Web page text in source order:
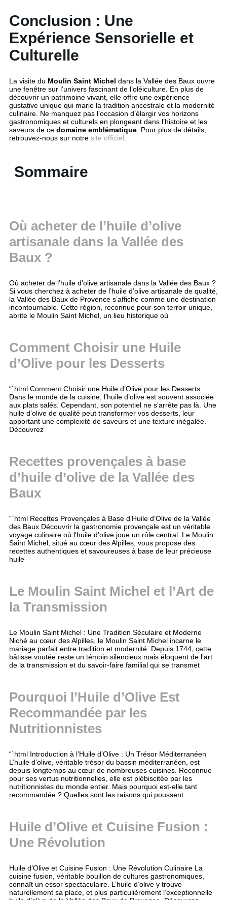
Conclusion : Une
Expérience Sensorielle et
Culturelle
La visite du Moulin Saint Michel dans la Vallée des Baux ouvre
une fenêtre sur l’univers fascinant de l’oléiculture. En plus de
découvrir un patrimoine vivant, elle offre une expérience
gustative unique qui marie la tradition ancestrale et la modernité
culinaire. Ne manquez pas l’occasion d’élargir vos horizons
gastronomiques et culturels en plongeant dans l’histoire et les
saveurs de ce domaine emblématique . Pour plus de détails,
retrouvez-nous sur notre site officiel
Sommaire
Où acheter de l’huile d’olive
artisanale dans la Vallée des
Baux ?
Où acheter de l’huile d’olive artisanale dans la Vallée des Baux ?
Si vous cherchez à acheter de l’huile d’olive artisanale de qualité,
la Vallée des Baux de Provence s’affiche comme une destination
incontournable. Cette région, reconnue pour son terroir unique,
abrite le Moulin Saint Michel, un lieu historique où
Comment Choisir une Huile
d’Olive pour les Desserts
“`html Comment Choisir une Huile d’Olive pour les Desserts
Dans le monde de la cuisine, l’huile d’olive est souvent associée
aux plats salés. Cependant, son potentiel ne s’arrête pas là. Une
huile d’olive de qualité peut transformer vos desserts, leur
apportant une complexité de saveurs et une texture inégalée.
Découvrez
Recettes provençales à base
d’huile d’olive de la Vallée des
Baux
“`html Recettes Provençales à Base d’Huile d’Olive de la Vallée
des Baux Découvrir la gastronomie provençale est un véritable
voyage culinaire où l’huile d’olive joue un rôle central. Le Moulin
Saint Michel, situé au cœur des Alpilles, vous propose des
recettes authentiques et savoureuses à base de leur précieuse
huile
Le Moulin Saint Michel et l’Art de
la Transmission
Le Moulin Saint Michel : Une Tradition Séculaire et Moderne
Niché au cœur des Alpilles, le Moulin Saint Michel incarne le
mariage parfait entre tradition et modernité. Depuis 1744, cette
bâtisse voutée reste un témoin silencieux mais éloquent de l’art
de la transmission et du savoir-faire familial qui se transmet
Pourquoi l’Huile d’Olive Est
Recommandée par les
Nutritionnistes
“`html Introduction à l’Huile d’Olive : Un Trésor Méditerranéen
L’huile d’olive, véritable trésor du bassin méditerranéen, est
depuis longtemps au cœur de nombreuses cuisines. Reconnue
pour ses vertus nutritionnelles, elle est plébiscitée par les
nutritionnistes du monde entier. Mais pourquoi est-elle tant
recommandée ? Quelles sont les raisons qui poussent
Huile d’Olive et Cuisine Fusion :
Une Révolution
Huile d’Olive et Cuisine Fusion : Une Révolution Culinaire La
cuisine fusion, véritable bouillon de cultures gastronomiques,
connaît un essor spectaculaire. L’huile d’olive y trouve
naturellement sa place, et plus particulièrement l’exceptionnelle